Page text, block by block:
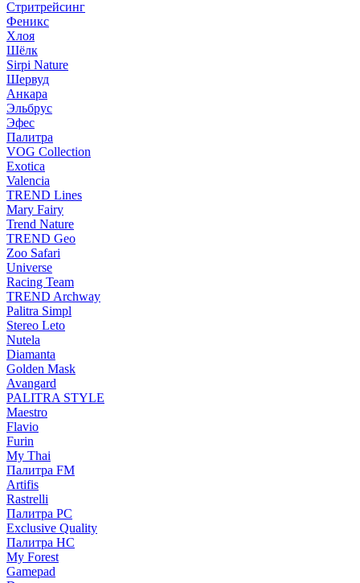
Стритрейсинг
Феникс
Хлоя
Шёлк
Sirpi Nature
Шервуд
Анкара
Эльбрус
Эфес
Палитра
VOG Collection
Exotica
Valencia
TREND Lines
Mary Fairy
Trend Nature
TREND Geo
Zoo Safari
Universe
Racing Team
TREND Archway
Palitra Simpl
Stereo Leto
Nutela
Diamanta
Golden Mask
Avangard
PALITRA STYLE
Maestro
Flavio
Furin
My Thai
Палитра FM
Artifis
Rastrelli
Палитра PC
Exclusive Quality
Палитра HС
My Forest
Gamepad